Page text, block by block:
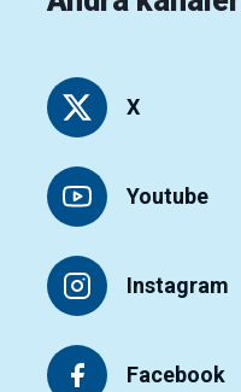
X
Youtube
Instagram
Facebook